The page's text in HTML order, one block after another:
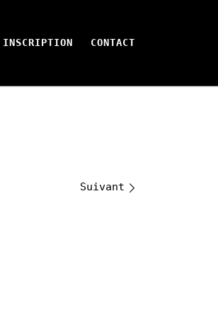
INSCRIPTION CONTACT
Suivant